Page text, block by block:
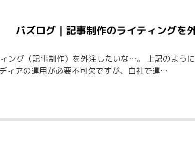
バズログ｜記事制作のライティングを
ング（記事制作）を外注したいな…。 上記のよう
ィアの運用が必要不可欠ですが、自社で運…